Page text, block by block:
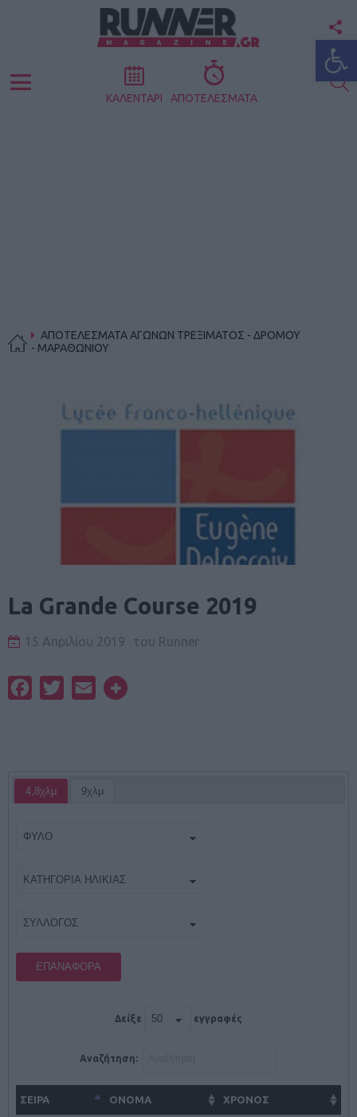
Menu ΚΑΛΕΝΤΑΡΙ ΑΠΟΤΕΛΕΣΜΑΤΑ
ΑΠΟΤΕΛΕΣΜΑΤΑ ΑΓΩΝΩΝ ΤΡΕΞΙΜΑΤΟΣ - ΔΡΟΜΟΥ
- ΜΑΡΑΘΩΝΙΟΥ
La Grande Course 2019
15 Απριλίου 2019 του Runner
FacebookTwitterEmail
4,8χλμ 9χλμ
ΕΠΑΝΑΦΟΡΆ
Δείξε εγγραφές
Αναζήτηση:
ΣΕΙΡΑ ΌΝΟΜΑ ΧΡΟΝΟΣ